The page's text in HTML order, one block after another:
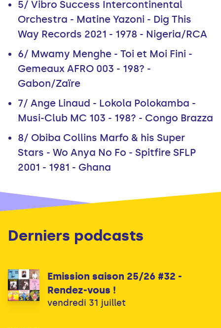
5/ Vibro Success Intercontinental
Orchestra - Matine Yazoni - Dig This
Way Records 2021 - 1978 - Nigeria/RCA
6/ Mwamy Menghe - Toi et Moi Fini -
Gemeaux AFRO 003 - 198? -
Gabon/Zaïre
7/ Ange Linaud - Lokola Polokamba -
Musi-Club MC 103 - 198? - Congo Brazza
8/ Obiba Collins Marfo & his Super
Stars - Wo Anya No Fo - Spitfire SFLP
2001 - 1981 - Ghana
Derniers podcasts
Emission saison 25/26 #32 -
Rendez-vous !
vendredi 31 juillet